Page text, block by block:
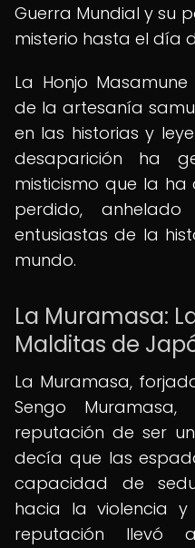
Guerra Mundial y su
misterio hasta el día
La Honjo
de la artesanía
en las historias y
desaparición ha
misticismo que la
perdido,
entusiastas de la
mundo.
La Muramasa:
Malditas de
La Muramasa,
Sengo
reputación de ser
decía que las
capacidad de
hacia la violencia
reputación llevó